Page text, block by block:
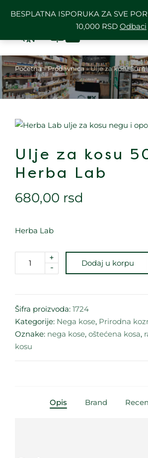
BESPLATNA ISPORUKA ZA SVE
10,000 RSD Odbaci
Početna»Prodavnica»Ulje za kosu
Ulje za kosu
Herba Lab
680,00 rsd
Herba Lab
-
+
Dodaj u korpu
Šifra proizvoda: 1724
Kategorije: Nega kose, Prirodna
Oznake: nega kose, oštećena kosa,
kosu
Opis Brand